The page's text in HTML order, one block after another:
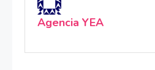
Agencia YEA